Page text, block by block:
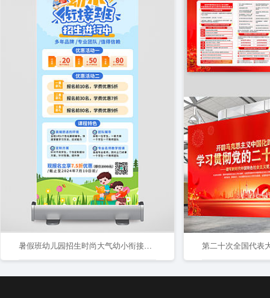
暑假班幼儿园招生时尚大气幼小衔接招生宣传展架易拉宝 第二十次全国代表